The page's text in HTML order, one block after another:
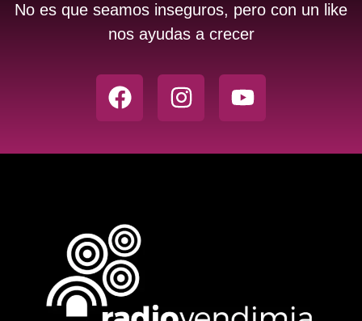
No es que seamos inseguros, pero con un like
nos ayudas a crecer